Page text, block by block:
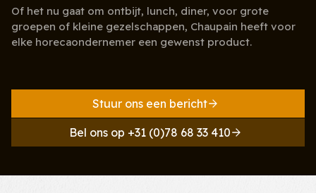
Of het nu gaat om ontbijt, lunch, diner, voor grote
groepen of kleine gezelschappen, Chaupain heeft voor
elke horecaondernemer een gewenst product.
Stuur ons een bericht
Bel ons op +31 (0)78 68 33 410